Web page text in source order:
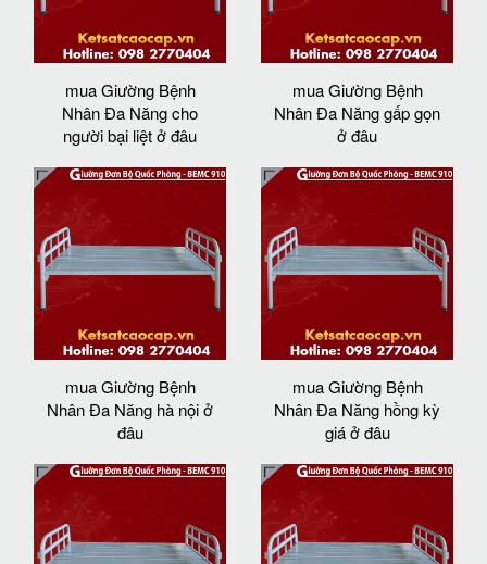
mua Giường Bệnh
Nhân Đa Năng cho
người bại liệt ở đâu
mua Giường Bệnh
Nhân Đa Năng gấp gọn
ở đâu
mua Giường Bệnh
Nhân Đa Năng hà nội ở
đâu
mua Giường Bệnh
Nhân Đa Năng hồng kỳ
giá ở đâu